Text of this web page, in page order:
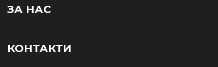
ЗА НАС
КОНТАКТИ